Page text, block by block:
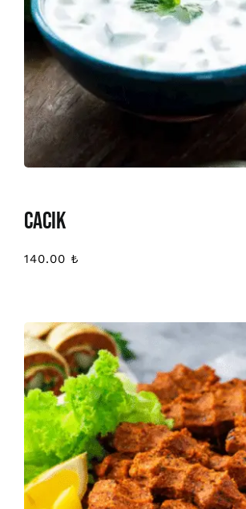
CACIK
140.00 ₺